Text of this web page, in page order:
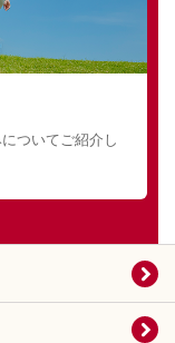
ついてご紹介し